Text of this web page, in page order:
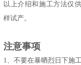
以上介绍和施工方法仅
样试产。
注意事项
1、 不要在暴晒烈日下施